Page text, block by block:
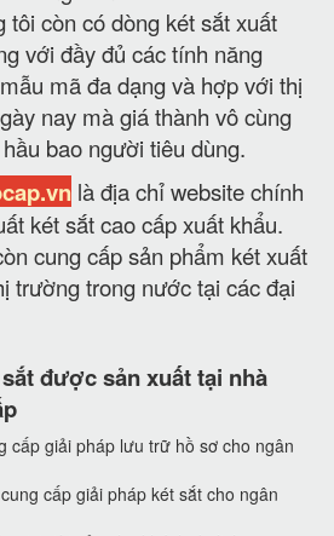
tôi còn có dòng két sắt xuất
với đầy đủ các tính năng
mã đa dạng và hợp với thị
nay mà giá thành vô cùng
bao người tiêu dùng.
là địa chỉ website chính
két sắt cao cấp xuất khẩu.
cung cấp sản phẩm két xuất
trường trong nước tại các đại
được sản xuất tại nhà
cấp giải pháp lưu trữ hồ sơ cho ngân
cung cấp giải pháp két sắt cho ngân